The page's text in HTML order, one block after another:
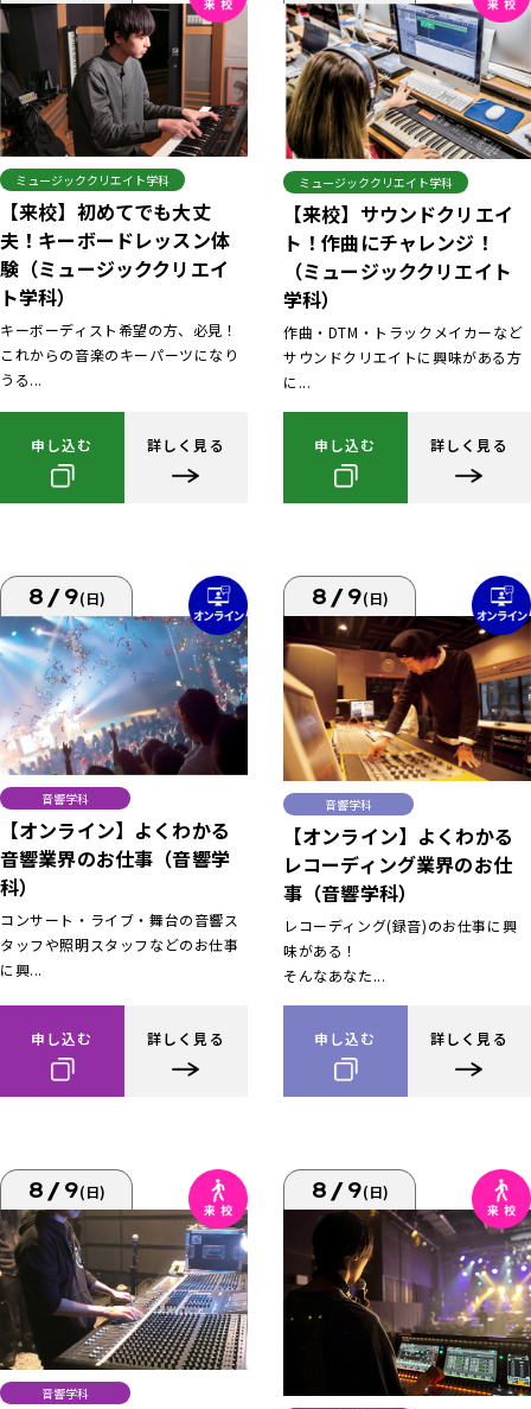
ミュージッククリエイト学科
【来校】初めてでも大丈
夫！キーボードレッスン体
験（ミュージッククリエイ
ト学科）
キーボーディスト希望の方、必見！
これからの音楽のキーパーツになり
うる...
申し込む 詳しく見る
ミュージッククリエイト学科
【来校】サウンドクリエイ
ト！作曲にチャレンジ！
（ミュージッククリエイト
学科）
作曲・DTM・トラックメイカーなど
サウンドクリエイトに興味がある方
に...
申し込む 詳しく見る
8/9(日)
音響学科
【オンライン】よくわかる
音響業界のお仕事（音響学
科）
コンサート・ライブ・舞台の音響ス
タッフや照明スタッフなどのお仕事
に興...
申し込む 詳しく見る
8/9(日)
音響学科
【オンライン】よくわかる
レコーディング業界のお仕
事（音響学科）
レコーディング(録音)のお仕事に興
味がある！
そんなあなた...
申し込む 詳しく見る
8/9(日)
音響学科
8/9(日)